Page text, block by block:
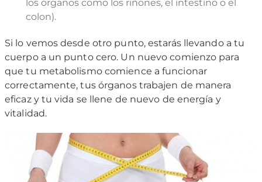
los órganos como los riñones, el intestino o el
colon).
Si lo vemos desde otro punto, estarás llevando a tu
cuerpo a un punto cero. Un nuevo comienzo para
que tu metabolismo comience a funcionar
correctamente, tus órganos trabajen de manera
eficaz y tu vida se llene de nuevo de energía y
vitalidad.